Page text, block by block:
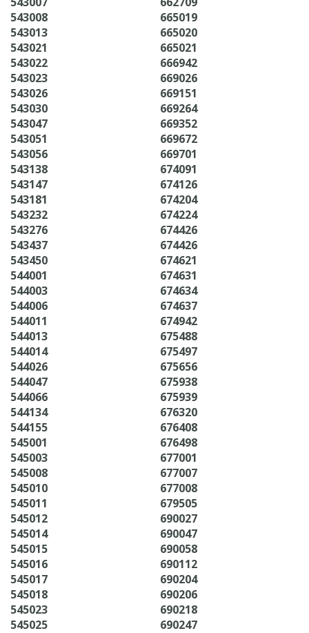
543008
543013
543021
543022
543023
543026
543030
543047
543051
543056
543138
543147
543181
543232
543276
543437
543450
544001
544003
544006
544011
544013
544014
544026
544047
544066
544134
544155
545001
545003
545008
545010
545011
545012
545014
545015
545016
545017
545018
545023
545025
665019
665020
665021
666942
669026
669151
669264
669352
669672
669701
674091
674126
674204
674224
674426
674426
674621
674631
674634
674637
674942
675488
675497
675656
675938
675939
676320
676408
676498
677001
677007
677008
679505
690027
690047
690058
690112
690204
690206
690218
690247